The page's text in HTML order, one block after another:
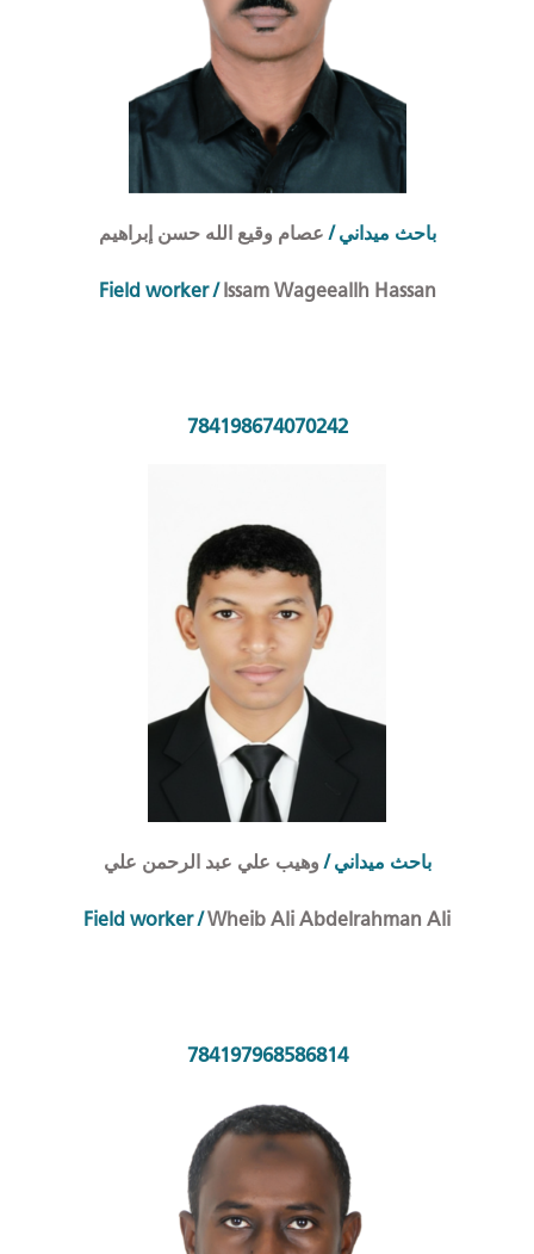
باحث ميداني/عصام وقيع الله حسن إبراهيم
Field worker /Issam Wageeallh Hassan
784198674070242
باحث ميداني/وهيب علي عبد الرحمن علي
Field worker /Wheib Ali Abdelrahman Ali
784197968586814